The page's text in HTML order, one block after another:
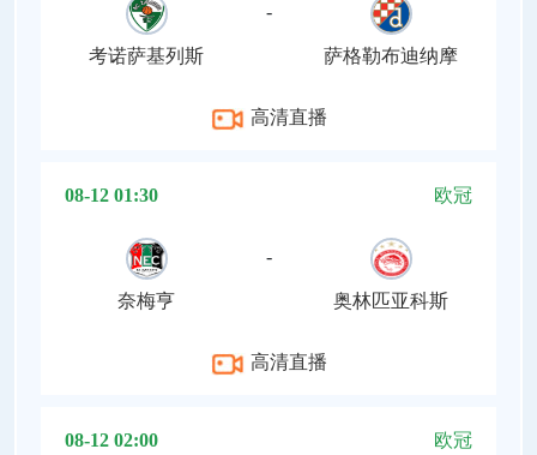
考诺萨基列斯
-
萨格勒布迪纳摩
高清直播
08-12 01:30 欧冠
奈梅亨
-
奥林匹亚科斯
高清直播
08-12 02:00 欧冠